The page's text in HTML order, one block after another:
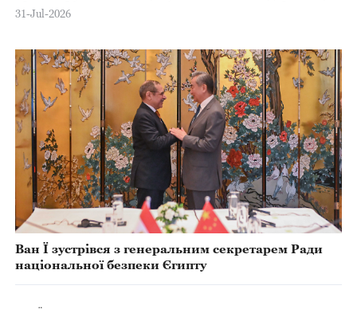
31-Jul-2026
Ван Ї зустрівся з генеральним секретарем Ради
національної безпеки Єгипту